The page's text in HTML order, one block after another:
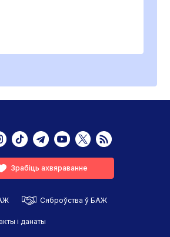
Зрабіць ахвяраванне
Сяброўства ў БАЖ
і данаты